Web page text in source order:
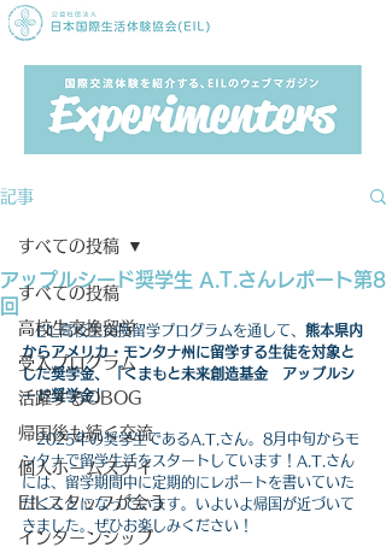
記事
すべての投稿
高校生交換留学
受入プログラム
活躍するOBOG
帰国後も続く交流
個人ホームステイ
EILスタッフが会う
インターンシップ
すべての投稿
アップルシード奨学生 A.T.さんレポート第8
回
EIL高校生交換留学プログラムを通して、 熊本県内
からアメリカ・モンタナ州に留学する生徒を対象と
した奨学金、「くまもと未来創造基金　アップルシ
ード奨学金」
2025年の奨学生であるA.T.さん。8月中旬からモ
ンタナで留学生活をスタートしています！ A.T.さん
には、留学期間中に定期的にレポートを書いていた
だくことになっています。いよいよ帰国が近づいて
きました。ぜひお楽しみください！